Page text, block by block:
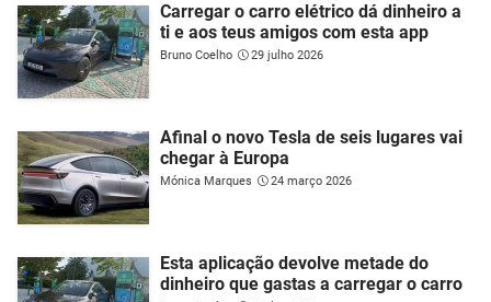
Carregar o carro elétrico dá dinheiro a
ti e aos teus amigos com esta app
Bruno Coelho 29 julho 2026
Afinal o novo Tesla de seis lugares vai
chegar à Europa
Mónica Marques 24 março 2026
Esta aplicação devolve metade do
dinheiro que gastas a carregar o carro